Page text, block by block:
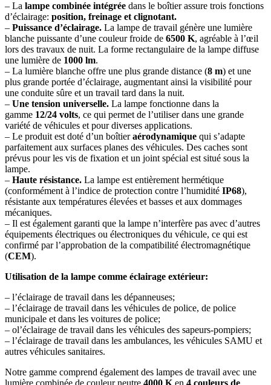
– La lampe combinée intégrée dans le boîtier assure trois fonctions
d’éclairage: position, freinage et clignotant.
– Puissance d’éclairage. La lampe de travail génère une lumière
blanche puissante d’une couleur froide de 6500 K, agréable à l’œil
lors des travaux de nuit. La forme rectangulaire de la lampe diffuse
une lumière de 1000 lm.
– La lumière blanche offre une plus grande distance (8 m) et une
plus grande portée d’éclairage, augmentant ainsi la visibilité pour
une conduite sûre et un travail tard dans la nuit.
– Une tension universelle. La lampe fonctionne dans la
gamme 12/24 volts, ce qui permet de l’utiliser dans une grande
variété de véhicules et pour diverses applications.
– Le produit est doté d’un boîtieraérodynamique qui s’adapte
parfaitement aux surfaces planes des véhicules. Des caches sont
prévus pour les vis de fixation et un joint spécial est situé sous la
lampe.
– Haute résistance. La lampe est entièrement hermétique
(conformément à l’indice de protection contre l’humidité IP68),
résistante aux températures élevées et basses et aux dommages
mécaniques.
– Il est également garanti que la lampe n’interfère pas avec d’autres
équipements électriques ou électroniques du véhicule, ce qui est
confirmé par l’approbation de la compatibilité électromagnétique
(CEM).
Utilisation de la lampe comme éclairage extérieur:
– l’éclairage de travail dans les dépanneuses;
– l’éclairage de travail dans les véhicules de police, de police
municipale et dans les voitures de police;
– ol’éclairage de travail dans les véhicules des sapeurs-pompiers;
– l’éclairage de travail dans les ambulances, les véhicules SAMU et
autres véhicules sanitaires.
Notre gamme comprend également des lampes de travail avec une
lumière combinée de couleur neutre 4000 K en 4 couleurs de